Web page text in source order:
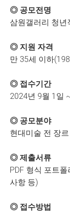
◎ 공모전명
삼원갤러리 청년
◎ 지원 자격
만 35세 이하
◎ 접수기간
2024년 9월 1일
◎ 공모분야
현대미술 전 장르
◎ 제출서류
PDF 형식 포트
사항 등)
◎ 접수방법